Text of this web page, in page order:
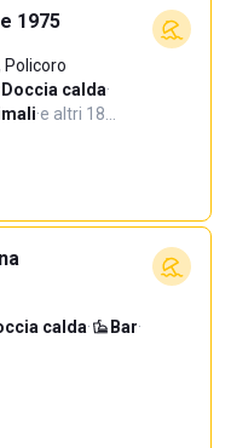
1975
Policoro
Doccia calda·
·e altri 18…
calda· Bar·